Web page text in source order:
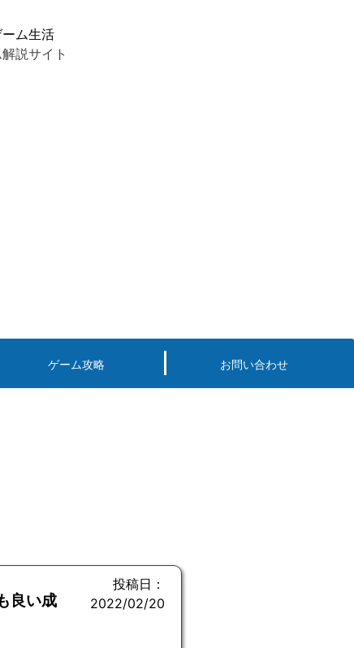
ム生活
説サイト
ゲーム攻略 お問い合わせ
良い成
投稿日：
2022/02/20